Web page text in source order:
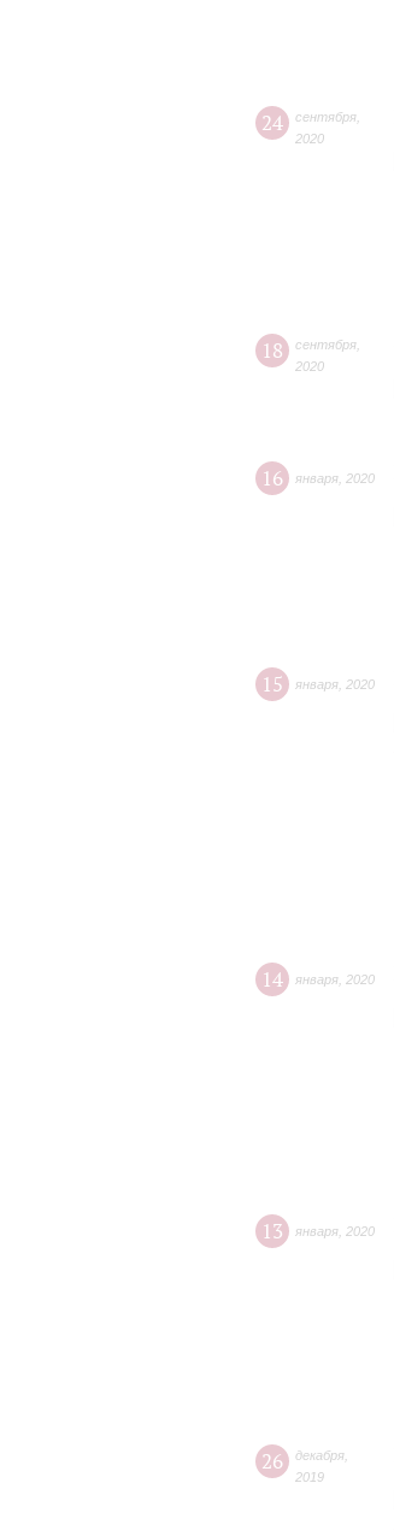
24 сентября
2020
18 сентября
2020
16 января 2020
15 января 2020
14 января 2020
13 января 2020
26 декабря
2019